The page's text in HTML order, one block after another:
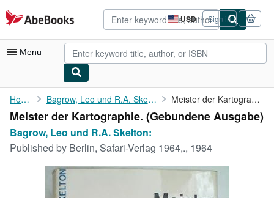
Skip to main content
AbeBooks.com USD
Site
shopping
preferences
Sign in
Menu
My Account
My Purchases
Advanced Search
Home Bagrow, Leo und R.A. Skelton: Meister der Kartographie.
Meister der Kartographie. (Gebundene Ausgabe)
Bagrow, Leo und R.A. Skelton:
Published by Berlin, Safari-Verlag 1964,., 1964